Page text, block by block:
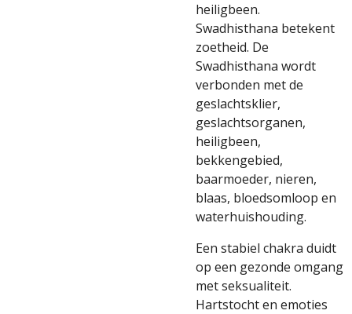
heiligbeen.
Swadhisthana betekent
zoetheid. De
Swadhisthana wordt
verbonden met de
geslachtsklier,
geslachtsorganen,
heiligbeen,
bekkengebied,
baarmoeder, nieren,
blaas, bloedsomloop en
waterhuishouding.
Een stabiel chakra duidt
op een gezonde omgang
met seksualiteit.
Hartstocht en emoties